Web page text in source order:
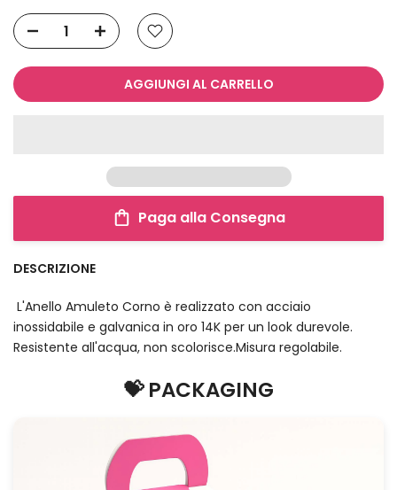
AGGIUNGI AL CARRELLO
Paga alla Consegna
DESCRIZIONE
L'Anello Amuleto Corno è realizzato con acciaio
inossidabile e galvanica in oro 14K per un look durevole.
Resistente all'acqua, non scolorisce.Misura regolabile.
💝 PACKAGING